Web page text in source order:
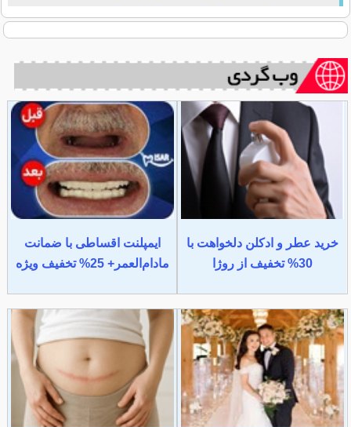
خرید عطر و ادکلن دلخواهت با
30% تخفیف از روژا
ایمپلنت اقساطی با ضمانت
مادام‌العمر+ 25% تخفیف ویژه